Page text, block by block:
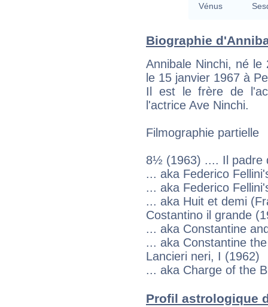
Vénus
Biographie
Annibale Ninchi, né
le 15 janvier 1967 à
Il est le frère de
l'actrice Ave Ninchi.
Filmographie partielle
8½ (1963) .... Il padre
... aka Federico
... aka Federico
... aka Huit et demi
Costantino il grande
... aka Constantine
... aka Constantine
Lancieri neri, I (1962)
... aka Charge of the
Profil astrologique